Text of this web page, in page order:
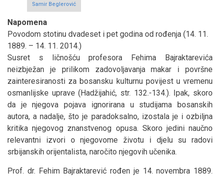
Samir Beglerović
Napomena
Povodom stotinu dvadeset i pet godina od rođenja (14. 11.
1889. – 14. 11. 2014.)
Susret s ličnošću profesora Fehima Bajraktarevića
neizbježan je prilikom zadovoljavanja makar i površne
zainteresiranosti za bosansku kulturnu povijest u vremenu
osmanlijske uprave (Hadžijahić, str. 132.-134.). Ipak, skoro
da je njegova pojava ignorirana u studijama bosanskih
autora, a nadalje, što je paradoksalno, izostala je i ozbiljna
kritika njegovog znanstvenog opusa. Skoro jedini naučno
relevantni izvori o njegovome životu i djelu su radovi
srbijanskih orijentalista, naročito njegovih učenika.
Prof. dr. Fehim Bajraktarević rođen je 14. novembra 1889.